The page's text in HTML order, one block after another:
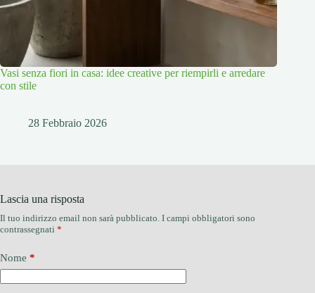
Vasi senza fiori in casa: idee creative per riempirli e arredare
con stile
28 Febbraio 2026
Lascia una risposta
Il tuo indirizzo email non sarà pubblicato. I campi obbligatori sono
contrassegnati *
Nome *